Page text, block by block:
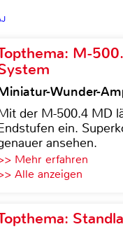
M-
Wunder-
der M-500.4 MD
ein.
ansehen.
Mehr erfahren
Alle anzeigen